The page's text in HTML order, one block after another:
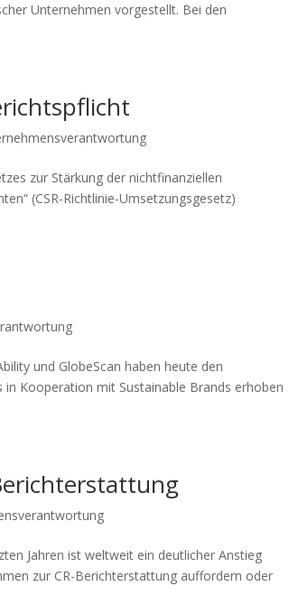
Unternehmen vorgestellt. Bei den
zur Stärkung der nichtfinanziellen
(CSR-Richtlinie-Umsetzungsgesetz)
und GlobeScan haben heute den
Kooperation mit Sustainable Brands erhoben
Jahren ist weltweit ein deutlicher Anstieg
zur CR-Berichterstattung auffordern oder